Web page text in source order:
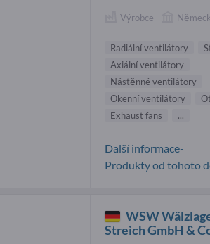
Výrobce
Radiální ventilátory
Axiální ventilátory
Nástěnné ventilátory
Okenní ventilátory
Exhaust fans
...
Další informace-
Produkty od tohoto
WSW
Streich GmbH &